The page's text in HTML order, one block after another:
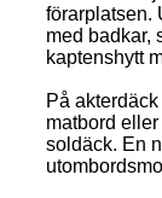
förarplatsen.
med badkar,
kaptenshytt
På
matbord
soldäck. En